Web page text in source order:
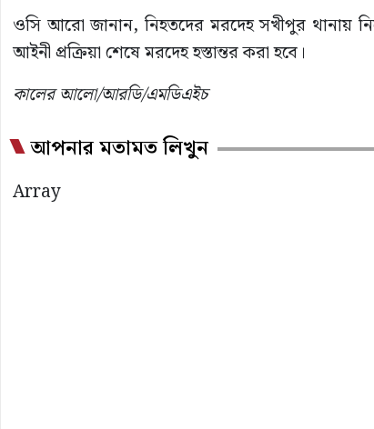
ওসি আরো জানান, নিহতদের মরদেহ সখীপুর থানায়
আইনী প্রক্রিয়া শেষে মরদেহ হস্তান্তর করা হবে।
কালের আলো/আরডি/এমডিএইচ
আপনার মতামত লিখুন
Array